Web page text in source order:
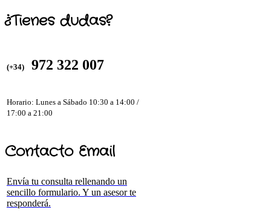
¿Tienes dudas?
(+34) 972 322 007
Horario: Lunes a Sábado 10:30 a 14:00 /
17:00 a 21:00
Contacto Email
Envía tu consulta rellenando un
sencillo formulario. Y un asesor te
responderá.